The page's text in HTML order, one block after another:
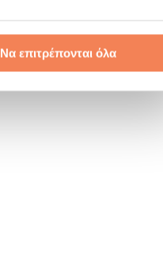
Να επιτρέπονται όλα